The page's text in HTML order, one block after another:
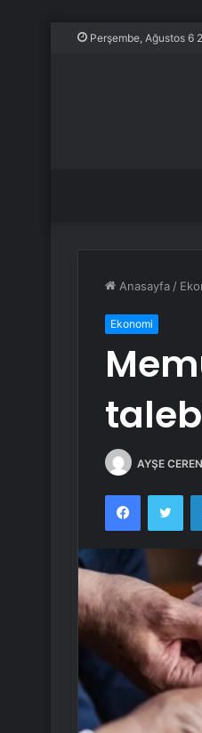
Perşembe, Ağustos 6
Anasayfa /
Ekonomi
AYŞE
Facebook